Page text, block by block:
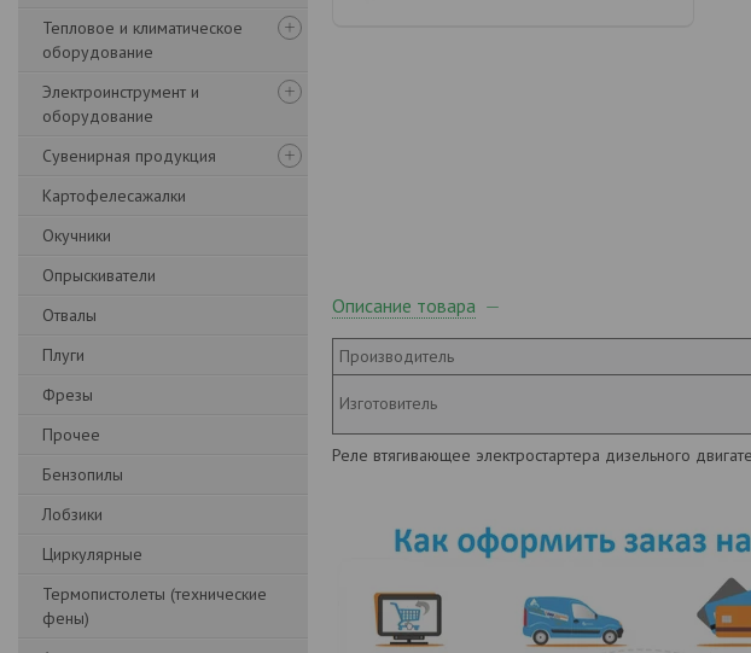
Тепловое и климатическое
оборудование
Электроинструмент и
оборудование
Сувенирная продукция
Картофелесажалки
Окучники
Опрыскиватели
Отвалы
Плуги
Фрезы
Прочее
Бензопилы
Лобзики
Циркулярные
Термопистолеты (технические
фены)
Описание товара
Производитель
Изготовитель
Реле втягивающее электростартера дизельного